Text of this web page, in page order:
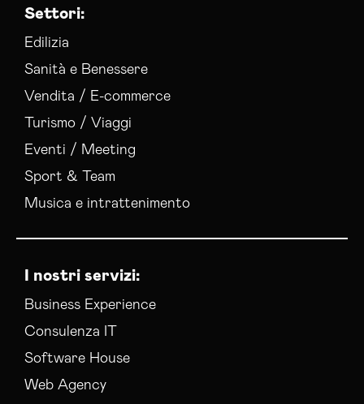
Settori:
Edilizia
Sanità e Benessere
Vendita / E-commerce
Turismo / Viaggi
Eventi / Meeting
Sport & Team
Musica e intrattenimento
I nostri servizi:
Business Experience
Consulenza IT
Software House
Web Agency